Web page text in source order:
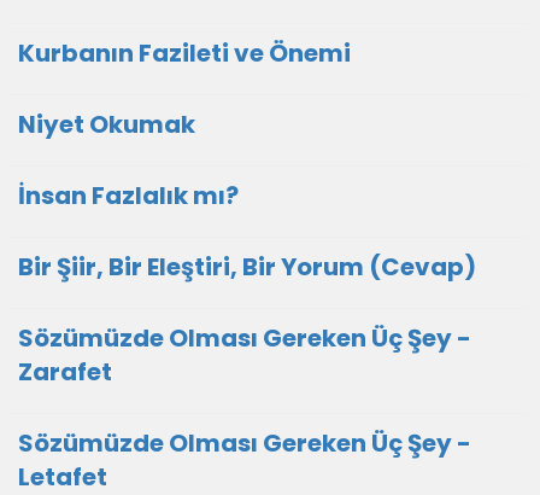
Kurbanın Fazileti ve Önemi
Niyet Okumak
İnsan Fazlalık mı?
Bir Şiir, Bir Eleştiri, Bir Yorum (Cevap)
Sözümüzde Olması Gereken Üç Şey -
Zarafet
Sözümüzde Olması Gereken Üç Şey -
Letafet